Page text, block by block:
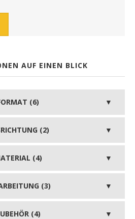
AUF EINEN BLICK
(6)
(2)
(4)
(3)
(4)